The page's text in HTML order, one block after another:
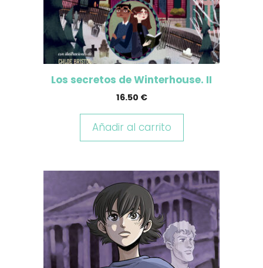
Los secretos de Winterhouse. II
16.50 €
Añadir al carrito